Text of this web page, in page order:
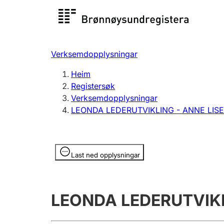
Registersøk
Registrere, endre, slette
Verksemdopplysningar
Heim
Registersøk
Verksemdopplysningar
LEONDA LEDERUTVIKLING - ANNE
Last ned opplysningar
Opplysninger er skjult
LEONDA